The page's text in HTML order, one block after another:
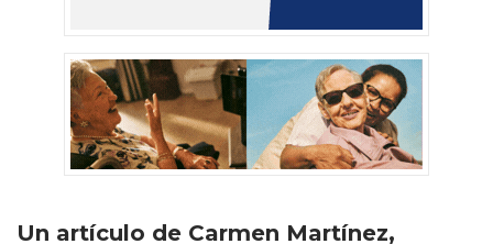
Un artículo de Carmen Martínez,